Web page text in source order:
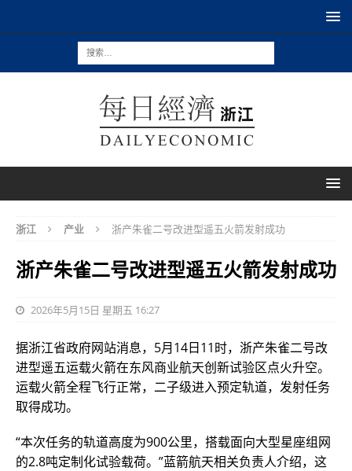
浙江 产业 浙产朱雀二号改进型遥五火箭发射成功
浙产朱雀二号改进型遥五火箭发射成功
2026年5月15日 星期五 16:27
据浙江省政府网站消息，5月14日11时，浙产朱雀二号改
进型遥五运载火箭在东风商业航天创新试验区点火升空。
运载火箭全程飞行正常，二子级进入预定轨道，发射任务
取得成功。
“本次任务的轨道高度为900公里，搭载面向大型星座组网
的2.8吨定制化试验载荷。”蓝箭航天相关负责人介绍，这